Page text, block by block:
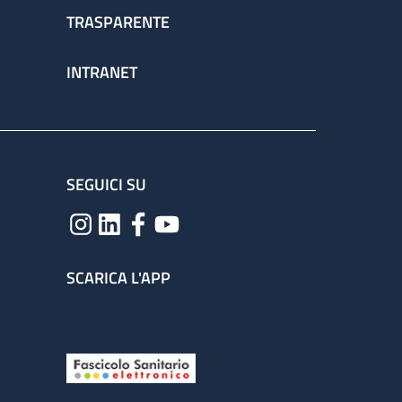
TRASPARENTE
INTRANET
SEGUICI SU
SCARICA L'APP